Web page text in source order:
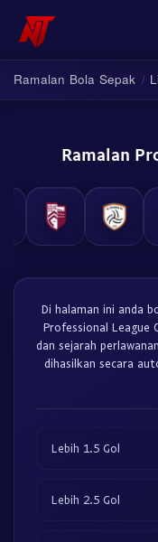
Ramalan Bola Sepak /
Ramalan
Di halaman ini anda
Professional League
dan sejarah
dihasilkan secara
Lebih 1.5 Gol
Lebih 2.5 Gol